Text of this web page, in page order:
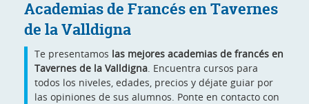
Academias de Francés en Tavernes
de la Valldigna
Te presentamos las mejores academias de francés en
Tavernes de la Valldigna. Encuentra cursos para
todos los niveles, edades, precios y déjate guiar por
las opiniones de sus alumnos. Ponte en contacto con